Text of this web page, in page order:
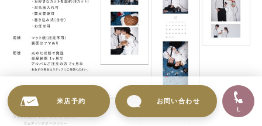
来店予約 お問い合わせ
TE
L